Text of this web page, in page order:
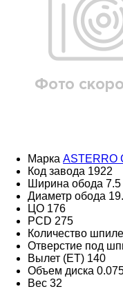
Марка ASTERRO
Код завода 1922
Ширина обода 7.5
Диаметр обода
ЦО 176
PCD 275
Количество
Отверстие под
Вылет (ET) 140
Объем диска
Вес 32